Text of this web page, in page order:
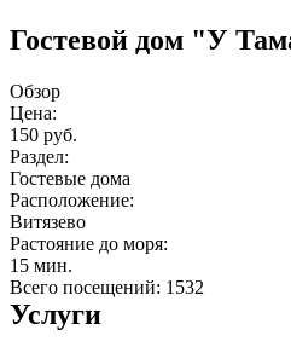
Гостевой дом "У
Обзор
Цена:
150 руб.
Раздел:
Гостевые дома
Расположение:
Витязево
Растояние до моря:
15 мин.
Всего посещений: 1532
Услуги